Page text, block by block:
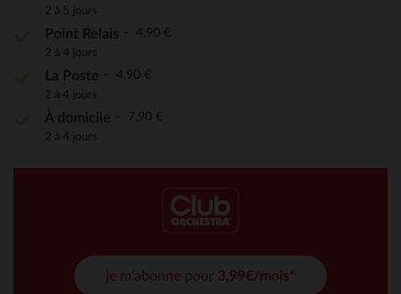
2 à 5 jours
Point Relais 4,90 €
2 à 4 jours
La Poste 4,90 €
2 à 4 jours
À domicile 7,90 €
2 à 4 jours
je m'abonne pour 3,99€/mois*